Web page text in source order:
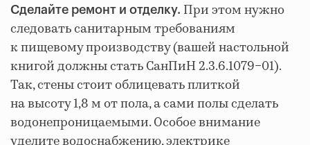
Сделайте ремонт и отделку. При этом нужно
следовать санитарным требованиям
к пищевому производству (вашей настольной
книгой должны стать СанПиН 2.3.6.1079−01).
Так, стены стоит облицевать плиткой
на высоту 1,8 м от пола, а сами полы сделать
водонепроницаемыми. Особое внимание
уделите водоснабжению, электрике